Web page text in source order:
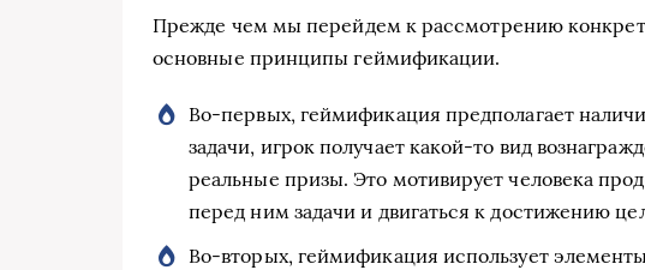
Прежде чем мы перейдем к рассмотрению
основные принципы геймификации.
Во-первых, геймификация предполагает
задачи, игрок получает какой-то вид
реальные призы. Это мотивирует человека
перед ним задачи и двигаться к достижению
Во-вторых, геймификация использует